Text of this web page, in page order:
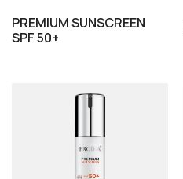
PREMIUM SUNSCREEN
SPF 50+